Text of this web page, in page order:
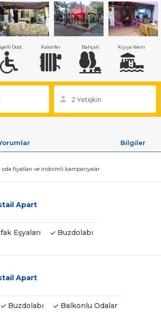
Dost. Kalorifer Bahçeli Kıyıya Yakın
Bilgiler
oda fiyatları ve indirimli kampanyalar
Apart
Eşyaları
Buzdolabı
Apart
Buzdolabı
Balkonlu Odalar